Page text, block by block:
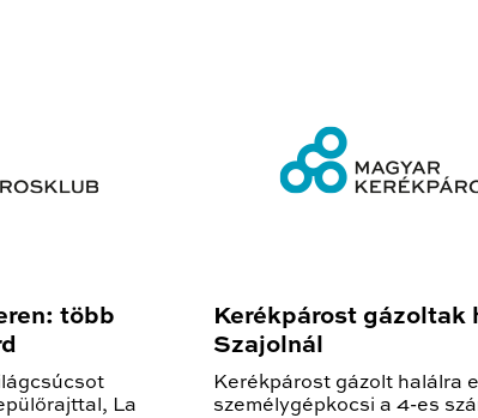
több
La
Kerékpárost gázoltak
Szajolnál
Kerékpárost gázolt halálra
személygépkocsi a 4-es